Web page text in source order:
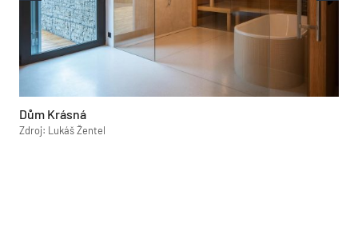
Dům Krásná
Zdroj: Lukáš Žentel